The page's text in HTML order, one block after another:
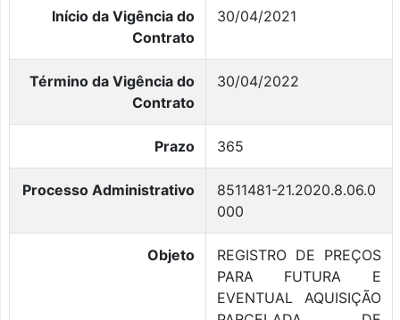
Início da Vigência do
Contrato
30/04/2021
Término da Vigência do
Contrato
30/04/2022
Prazo 365
Processo Administrativo
8511481-21.2020.8.06.0
000
Objeto
REGISTRO DE PREÇOS
PARA FUTURA E
EVENTUAL AQUISIÇÃO